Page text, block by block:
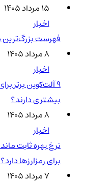
۱۵ مرداد ۱۴۰۵
اخبار
فهرست بزرگ‌ترین
۸ مرداد ۱۴۰۵
اخبار
۹ آلت‌کوین برتر
بیشتری دارند؟
۸ مرداد ۱۴۰۵
اخبار
نرخ بهره ثابت
برای رمزارزها دارد؟
۷ مرداد ۱۴۰۵